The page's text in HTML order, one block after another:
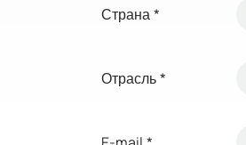
Страна*
Отрасль*